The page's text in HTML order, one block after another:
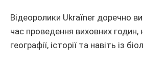
Відеоролики Ukraїner доречно
час проведення виховних годин,
географії, історії та навіть із